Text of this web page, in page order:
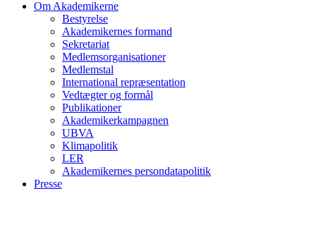
Om Akademikerne
Bestyrelse
Akademikernes formand
Sekretariat
Medlemsorganisationer
Medlemstal
International repræsentation
Vedtægter og formål
Publikationer
Akademikerkampagnen
UBVA
Klimapolitik
LER
Akademikernes persondatapolitik
Presse